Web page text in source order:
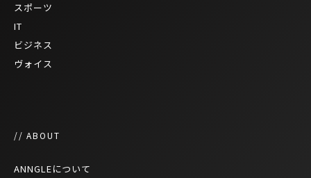
スポーツ
IT
ビジネス
ヴォイス
// ABOUT
ANNGLEについて